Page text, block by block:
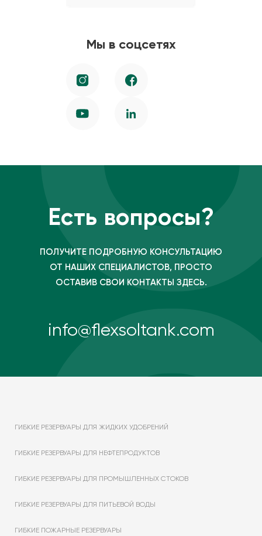
Мы в соцсетях
Есть вопросы?
ПОЛУЧИТЕ ПОДРОБНУЮ КОНСУЛЬТАЦИЮ
ОТ НАШИХ СПЕЦИАЛИСТОВ, ПРОСТО
ОСТАВИВ СВОИ КОНТАКТЫ ЗДЕСЬ.
info@flexsoltank.com
ГИБКИЕ РЕЗЕРВУАРЫ ДЛЯ ЖИДКИХ УДОБРЕНИЙ
ГИБКИЕ РЕЗЕРВУАРЫ ДЛЯ НЕФТЕПРОДУКТОВ
ГИБКИЕ РЕЗЕРВУАРЫ ДЛЯ ПРОМЫШЛЕННЫХ СТОКОВ
ГИБКИЕ РЕЗЕРВУАРЫ ДЛЯ ПИТЬЕВОЙ ВОДЫ
ГИБКИЕ ПОЖАРНЫЕ РЕЗЕРВУАРЫ